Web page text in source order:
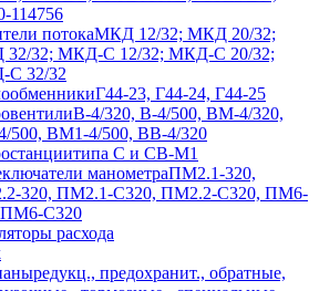
114756
потокаМКД 12/32; МКД 20/32;
32; МКД-С 12/32; МКД-С 20/32;
32/32
Г44-23, Г44-24, Г44-25
В-4/320, В-4/500, ВМ-4/320,
500, ВМ1-4/500, ВВ-4/320
типа С и СВ-М1
манометраПМ2.1-320,
320, ПМ2.1-С320, ПМ2.2-С320, ПМ6-
ПМ6-С320
расхода
редукц., предохранит., обратные,